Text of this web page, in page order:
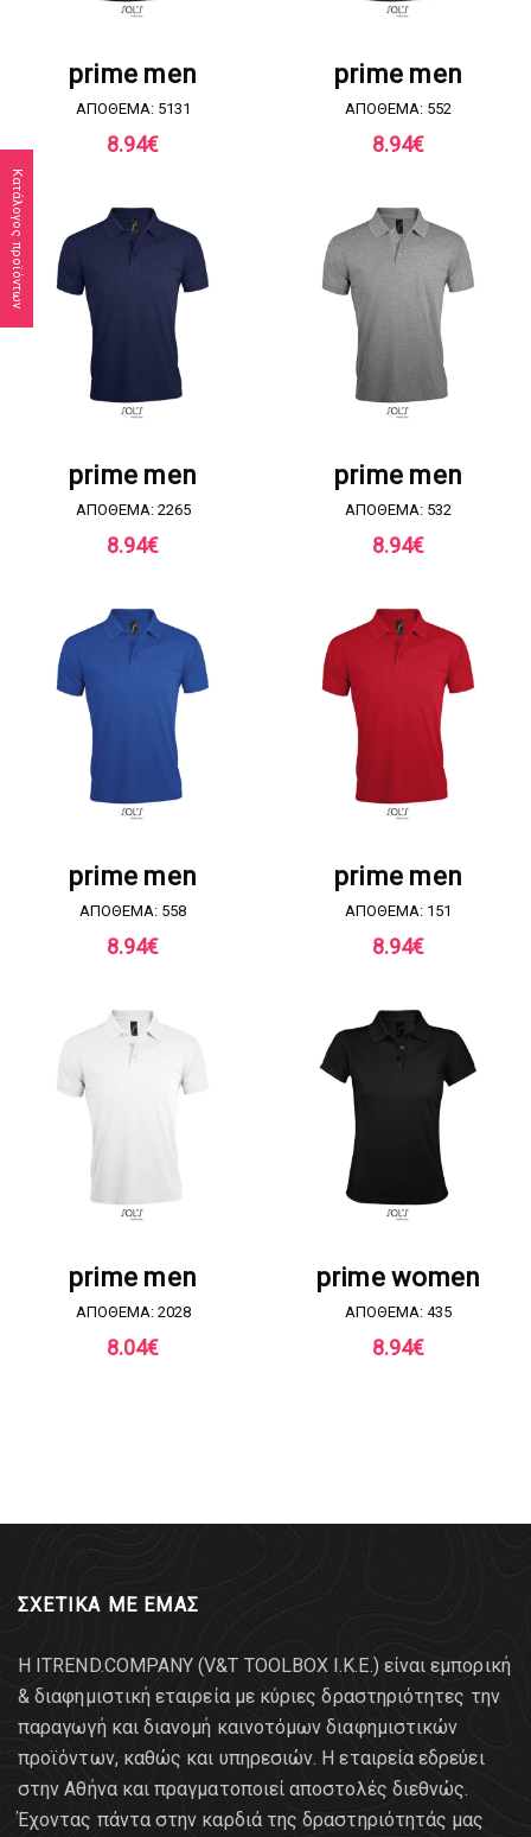
Κατάλογος προϊόντων
prime men
ΑΠΟΘΕΜΑ: 5131
8.94€
prime men
ΑΠΟΘΕΜΑ: 552
8.94€
prime men
ΑΠΟΘΕΜΑ: 2265
8.94€
prime men
ΑΠΟΘΕΜΑ: 532
8.94€
prime men
ΑΠΟΘΕΜΑ: 558
8.94€
prime men
ΑΠΟΘΕΜΑ: 151
8.94€
prime men
ΑΠΟΘΕΜΑ: 2028
8.04€
prime women
ΑΠΟΘΕΜΑ: 435
8.94€
ΣΧΕΤΙΚΑ ΜΕ ΕΜΑΣ
Η ITREND.COMPANY (V&T TOOLBOX Ι.Κ.Ε.) είναι εμπορική
& διαφημιστική εταιρεία με κύριες δραστηριότητες την
παραγωγή και διανομή καινοτόμων διαφημιστικών
προϊόντων, καθώς και υπηρεσιών. Η εταιρεία εδρεύει
στην Αθήνα και πραγματοποιεί αποστολές διεθνώς.
Έχοντας πάντα στην καρδιά της δραστηριότητάς μας